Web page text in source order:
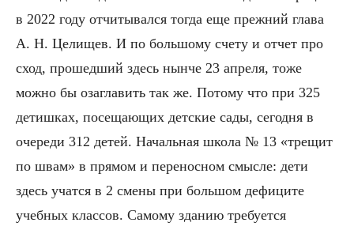
в 2022 году отчитывался тогда еще прежний глава
А. Н. Целищев. И по большому счету и отчет про
сход, прошедший здесь нынче 23 апреля, тоже
можно бы озаглавить так же. Потому что при 325
детишках, посещающих детские сады, сегодня в
очереди 312 детей. Начальная школа № 13 «трещит
по швам» в прямом и переносном смысле: дети
здесь учатся в 2 смены при большом дефиците
учебных классов. Самому зданию требуется